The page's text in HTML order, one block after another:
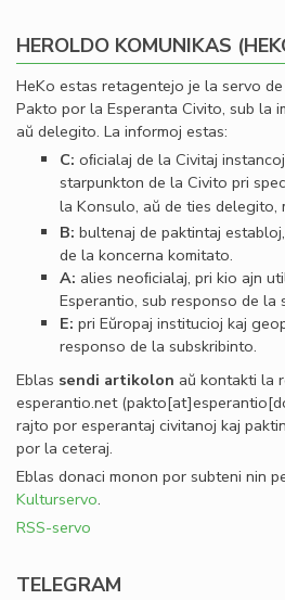
HEROLDO KOMUNIKAS
HeKo estas retagentejo je la servo
Pakto por la Esperanta Civito, sub la
aŭ delegito. La informoj estas:
C: oﬁcialaj de la Civitaj
starpunkton de la Civito pri
la Konsulo, aŭ de ties delegito,
B: bultenaj de paktintaj
de la koncerna komitato.
A: alies neoﬁcialaj, pri kio ajn
Esperantio, sub responso de la
E: pri Eŭropaj institucioj kaj
responso de la subskribinto.
Eblas sendi artikolon aŭ kontakti la
esperantio.net
rajto por esperantaj civitanoj kaj
por la ceteraj.
Eblas donaci monon por subteni nin
Kulturservo.
RSS-servo
TELEGRAM